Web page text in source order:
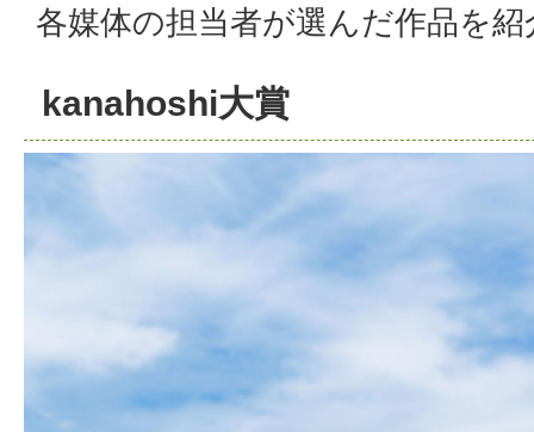
各媒体の担当者が選んだ作品を
kanahoshi大賞